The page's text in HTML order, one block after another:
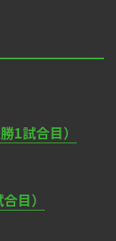
1試合目）
目）